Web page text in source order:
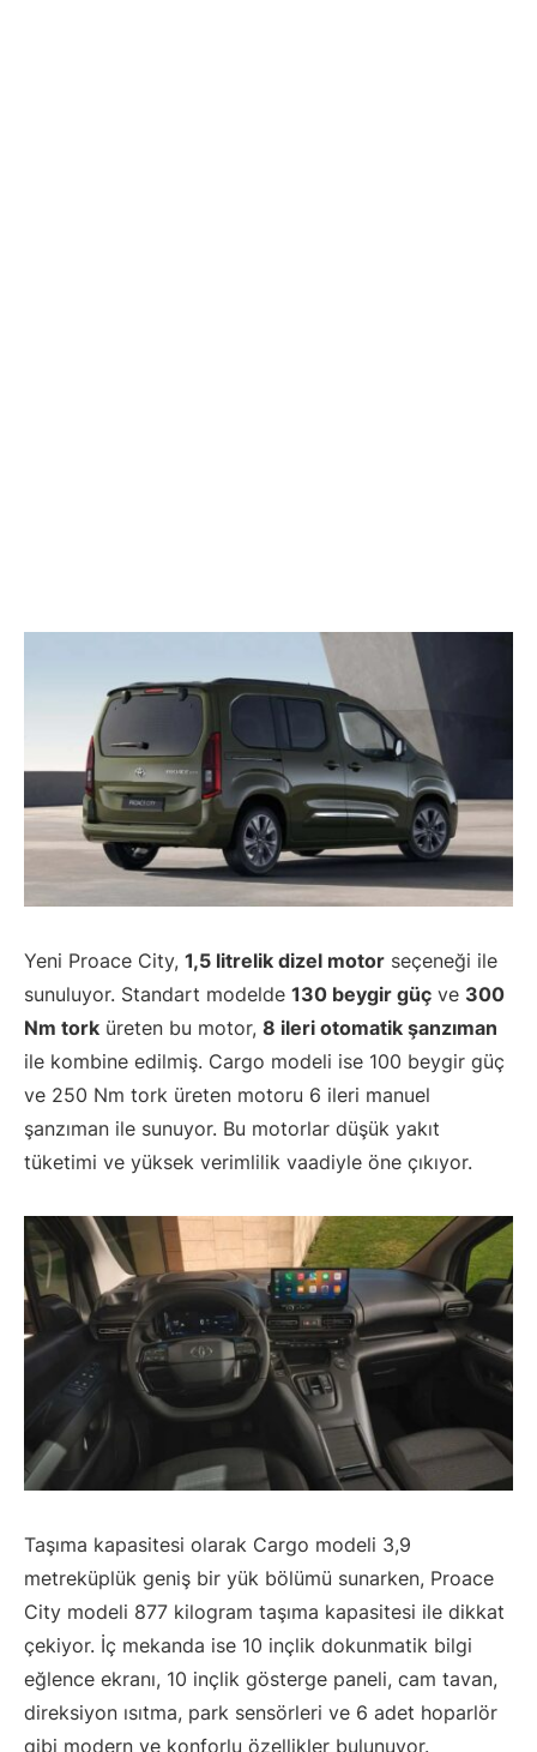
Yeni Proace City, 1,5 litrelik dizel motor seçeneği ile
sunuluyor. Standart modelde 130 beygir güç ve 300
Nm tork üreten bu motor, 8 ileri otomatik şanzıman
ile kombine edilmiş. Cargo modeli ise 100 beygir güç
ve 250 Nm tork üreten motoru 6 ileri manuel
şanzıman ile sunuyor. Bu motorlar düşük yakıt
tüketimi ve yüksek verimlilik vaadiyle öne çıkıyor.
Taşıma kapasitesi olarak Cargo modeli 3,9
metreküplük geniş bir yük bölümü sunarken, Proace
City modeli 877 kilogram taşıma kapasitesi ile dikkat
çekiyor. İç mekanda ise 10 inçlik dokunmatik bilgi
eğlence ekranı, 10 inçlik gösterge paneli, cam tavan,
direksiyon ısıtma, park sensörleri ve 6 adet hoparlör
gibi modern ve konforlu özellikler bulunuyor.